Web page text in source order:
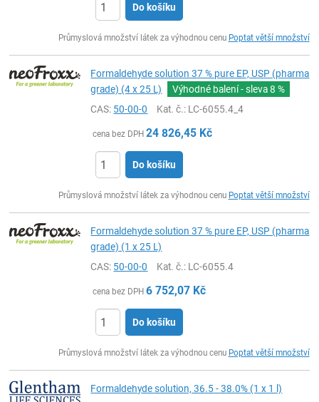
Do košíku
Průmyslová množství látek za výhodnou cenu Poptat větší množství
Formaldehyde solution 37 % pure EP, USP (pharma
grade) (4 x 25 L)
Výhodné balení - sleva8 %
CAS: 50-00-0 Kat. č.: LC-6055.4_4
cena bez DPH 24 826,45 Kč
Do košíku
Průmyslová množství látek za výhodnou cenu Poptat větší množství
Formaldehyde solution 37 % pure EP, USP (pharma
grade) (1 x 25 L)
CAS: 50-00-0 Kat. č.: LC-6055.4
cena bez DPH 6 752,07 Kč
Do košíku
Průmyslová množství látek za výhodnou cenu Poptat větší množství
Formaldehyde solution, 36.5 - 38.0% (1 x 1 l)